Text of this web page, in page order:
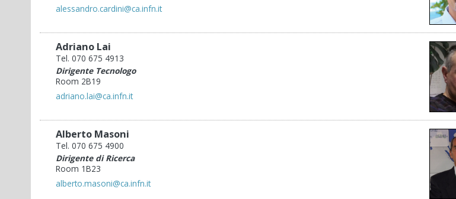
alessandro.cardini@ca.infn.it
Adriano Lai
Tel. 070 675 4913
Dirigente Tecnologo
Room 2B19
adriano.lai@ca.infn.it
Alberto Masoni
Tel. 070 675 4900
Dirigente di Ricerca
Room 1B23
alberto.masoni@ca.infn.it